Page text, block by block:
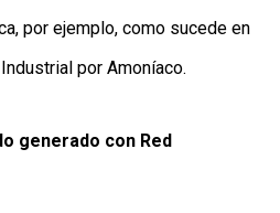
por ejemplo, como sucede en
por Amoníaco.
generado con Red